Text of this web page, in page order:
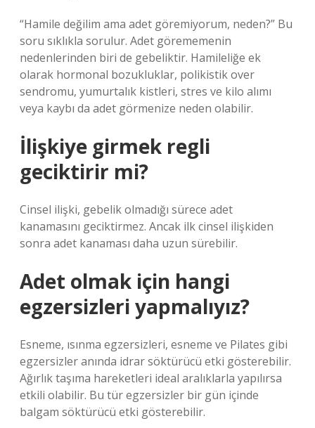
“Hamile değilim ama adet göremiyorum, neden?” Bu
soru sıklıkla sorulur. Adet görememenin
nedenlerinden biri de gebeliktir. Hamileliğe ek
olarak hormonal bozukluklar, polikistik over
sendromu, yumurtalık kistleri, stres ve kilo alımı
veya kaybı da adet görmenize neden olabilir.
İlişkiye girmek regli
geciktirir mi?
Cinsel ilişki, gebelik olmadığı sürece adet
kanamasını geciktirmez. Ancak ilk cinsel ilişkiden
sonra adet kanaması daha uzun sürebilir.
Adet olmak için hangi
egzersizleri yapmalıyız?
Esneme, ısınma egzersizleri, esneme ve Pilates gibi
egzersizler anında idrar söktürücü etki gösterebilir.
Ağırlık taşıma hareketleri ideal aralıklarla yapılırsa
etkili olabilir. Bu tür egzersizler bir gün içinde
balgam söktürücü etki gösterebilir.